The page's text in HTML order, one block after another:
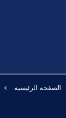
الصفحه الرئيسيه